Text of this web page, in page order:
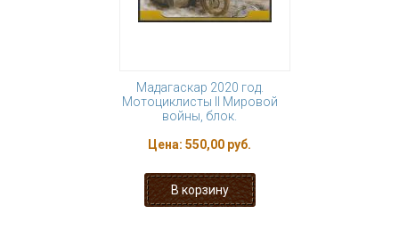
Мадагаскар 2020 год.
Мотоциклисты II Мировой
войны, блок.
Цена: 550,00 руб.